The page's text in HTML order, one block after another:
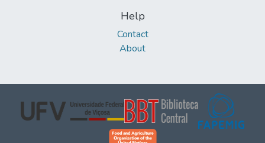
Help
Contact
About